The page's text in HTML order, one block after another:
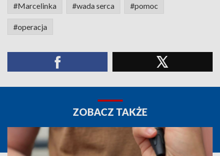
#Marcelinka #wada serca #pomoc
#operacja
ZOBACZ TAKŻE